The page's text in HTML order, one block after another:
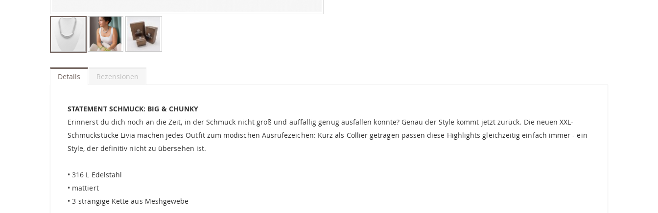
Anfang
derDetails
STATEMENT SCHMUCK: BIG & CHUNKY
Erinnerst du dich noch an die Zeit, in der Schmuck nicht groß und auffällig genug ausfallen konnte? Genau der Style kommt jetzt zurück. Die neuen XXL-
Schmuckstücke Livia machen jedes Outfit zum modischen Ausrufezeichen: Kurz als Collier getragen passen diese Highlights gleichzeitig einfach immer - ein
Style, der definitiv nicht zu übersehen ist.
• 316 L Edelstahl
• mattiert
• 3-strängige Kette aus Meshgewebe
Rezensionen